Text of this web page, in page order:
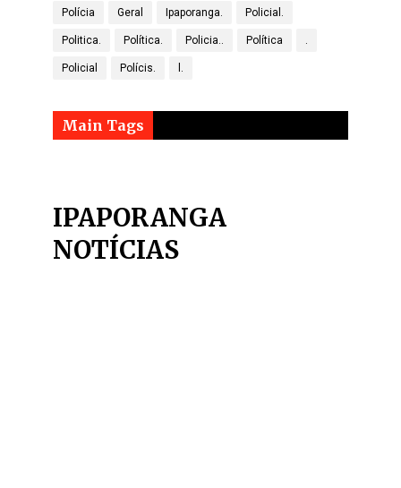
Polícia Geral Ipaporanga. Policial.
Politica. Política. Policia.. Política .
Policial Polícis. l.
Main Tags
IPAPORANGA
NOTÍCIAS